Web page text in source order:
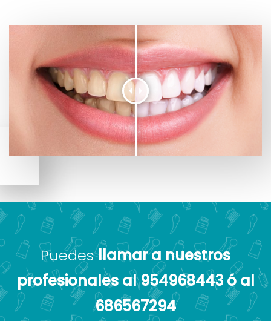
Puedesllamar a nuestros
profesionales al 954968443 ó al
686567294